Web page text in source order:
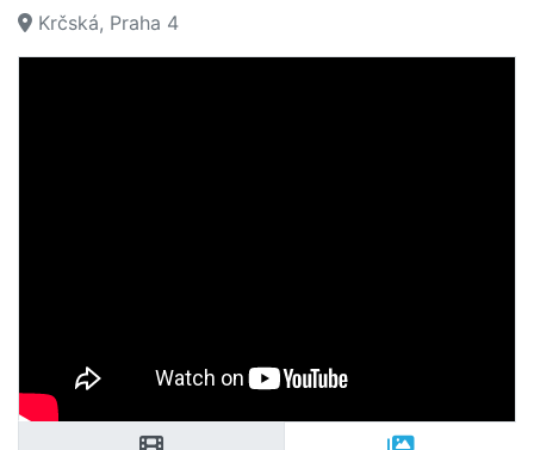
Krčská, Praha 4